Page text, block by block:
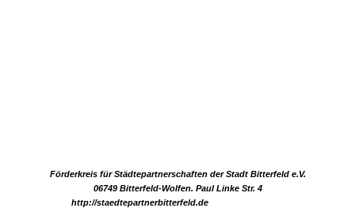
Förderkreis für Städtepartnerschaften der Stadt Bitterfeld e.V.
06749 Bitterfeld-Wolfen. Paul Linke Str. 4
http://staedtepartnerbitterfeld.de